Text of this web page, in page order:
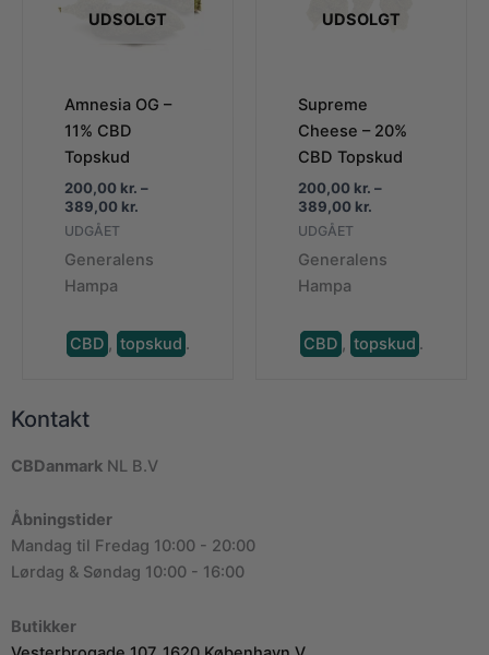
UDSOLGT
Amnesia OG –
11% CBD
Topskud
200,00 kr. –
389,00 kr.
389,00 kr.
UDGÅET
Generalens
Hampa
CBD , topskud .
UDSOLGT
Supreme
Cheese – 20%
CBD Topskud
200,00 kr. –
389,00 kr.
389,00 kr.
UDGÅET
Generalens
Hampa
CBD , topskud .
Kontakt
CBDanmark NL B.V
Åbningstider
Mandag til Fredag 10:00 - 20:00
Lørdag & Søndag 10:00 - 16:00
Butikker